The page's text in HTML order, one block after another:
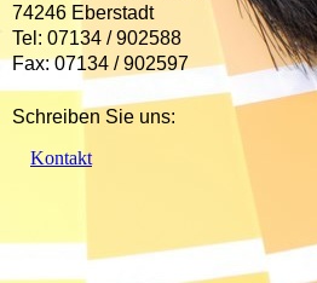
74246 Eberstadt
Tel: 07134 / 902588
Fax: 07134 / 902597
Schreiben Sie uns:
Kontakt